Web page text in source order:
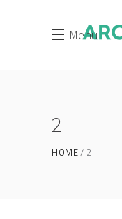
Menu
2
HOME 2